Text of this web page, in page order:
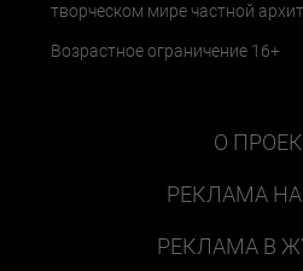
творческом мире частной
Возрастное ограничение 16+
О
РЕКЛАМА
РЕКЛАМА В